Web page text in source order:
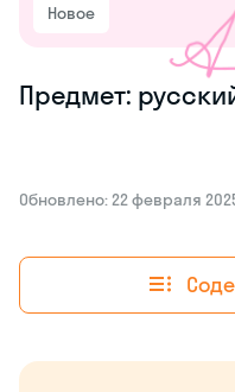
Новое
Предмет:
Обновлено: 22 февраля